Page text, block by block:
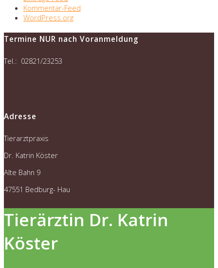
Kommentar-Feed
WordPress.org
Termine NUR nach Voranmeldung
Tel.: 02821/23253
Adresse
Tierarztpraxis
Dr. Katrin Köster
Alte Bahn 9
47551 Bedburg- Hau
Tierärztin Dr. Katrin
Köster